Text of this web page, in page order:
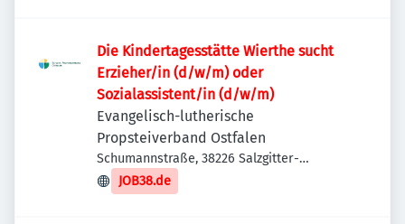
Die Kindertagesstätte Wierthe sucht
Erzieher/in (d/w/m) oder
Sozialassistent/in (d/w/m)
Evangelisch-lutherische
Propsteiverband Ostfalen
Schumannstraße, 38226 Salzgitter-
Lebenstedt, Deutschland
JOB38.de